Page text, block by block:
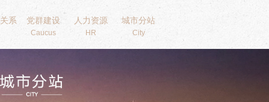
系 党群建设
Caucus
人力资源
HR
城市分站
City